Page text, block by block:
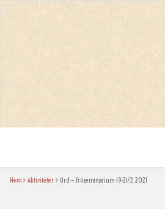
Hem
Hem Aktiviteter Urd – fröseminarium 19-21/2 2021